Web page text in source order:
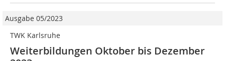
Ausgabe 05/2023
TWK Karlsruhe
Weiterbildungen Oktober bis Dezember